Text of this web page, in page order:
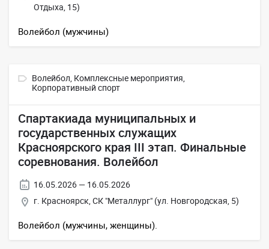
Отдыха, 15)
Волейбол (мужчины)
Волейбол, Комплексные мероприятия,
Корпоративный спорт
Спартакиада муниципальных и
государственных служащих
Красноярского края III этап. Финальные
соревнования. Волейбол
16.05.2026 — 16.05.2026
г. Красноярск, СК "Металлург" (ул. Новгородская, 5)
Волейбол (мужчины, женщины).